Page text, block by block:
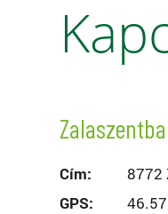
Cím:
8772
GPS: